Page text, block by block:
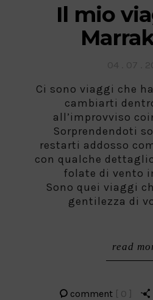
Il mio
Ci sono viaggi che
cambiarti
all’improvviso
Sorprendendoti
restarti addosso
con qualche
folate di vento
Sono quei viaggi
gentilezza di
read
comment [ 0 ]